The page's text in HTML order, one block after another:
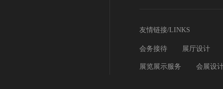
会务接待 展厅设计
展览展示服务 会展设
友情链接/LINKS